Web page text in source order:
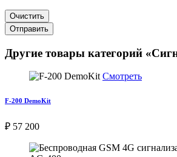
Очистить
Отправить
Другие товары категорий
Смотреть
F-200 DemoKit
₽ 57 200